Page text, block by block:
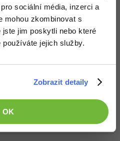
sociální média, inzerci a
mohou zkombinovat s
jim poskytli nebo které
jejich služby.
Zobrazit detaily
OK
7.10.2013 16:31
učiť sa len jeden jazyk naraz, a
prejsť na ďalší
Už len škola ma
doma.